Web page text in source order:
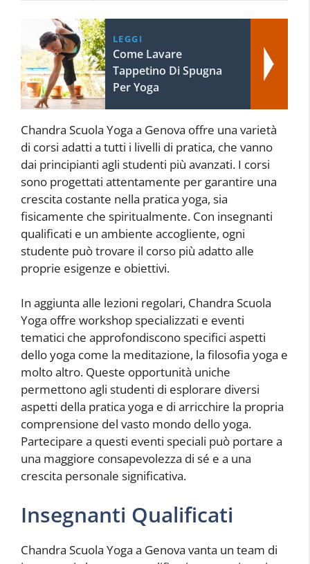
LEGGI
Come Lavare
Tappetino Di Spugna
Per Yoga
Chandra Scuola Yoga a Genova offre una varietà
di corsi adatti a tutti i livelli di pratica, che vanno
dai principianti agli studenti più avanzati. I corsi
sono progettati attentamente per garantire una
crescita costante nella pratica yoga, sia
fisicamente che spiritualmente. Con insegnanti
qualificati e un ambiente accogliente, ogni
studente può trovare il corso più adatto alle
proprie esigenze e obiettivi.
In aggiunta alle lezioni regolari, Chandra Scuola
Yoga offre workshop specializzati e eventi
tematici che approfondiscono specifici aspetti
dello yoga come la meditazione, la filosofia yoga e
molto altro. Queste opportunità uniche
permettono agli studenti di esplorare diversi
aspetti della pratica yoga e di arricchire la propria
comprensione del vasto mondo dello yoga.
Partecipare a questi eventi speciali può portare a
una maggiore consapevolezza di sé e a una
crescita personale significativa.
Insegnanti Qualificati
Chandra Scuola Yoga a Genova vanta un team di